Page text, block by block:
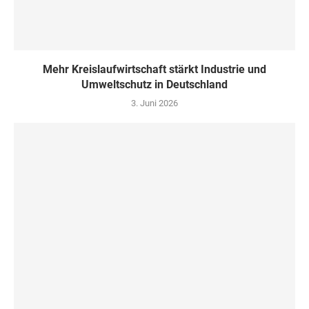
Mehr Kreislaufwirtschaft stärkt Industrie und
Umweltschutz in Deutschland
3. Juni 2026